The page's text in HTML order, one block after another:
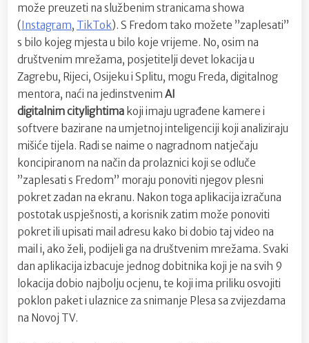
može preuzeti na službenim stranicama showa
(Instagram, TikTok). S Fredom tako možete ”zaplesati”
s bilo kojeg mjesta u bilo koje vrijeme. No, osim na
društvenim mrežama, posjetitelji devet lokacija u
Zagrebu, Rijeci, Osijeku i Splitu, mogu Freda, digitalnog
mentora, naći na jedinstvenim AI
digitalnimcitylightima koji imaju ugrađene kamere i
softvere bazirane na umjetnoj inteligenciji koji analiziraju
mišiće tijela. Radi se naime o nagradnom natječaju
koncipiranom na način da prolaznici koji se odluče
”zaplesati s Fredom” moraju ponoviti njegov plesni
pokret zadan na ekranu. Nakon toga aplikacija izračuna
postotak uspješnosti, a korisnik zatim može ponoviti
pokret ili upisati mail adresu kako bi dobio taj video na
mail i, ako želi, podijeli ga na društvenim mrežama. Svaki
dan aplikacija izbacuje jednog dobitnika koji je na svih 9
lokacija dobio najbolju ocjenu, te koji ima priliku osvojiti
poklon paket i ulaznice za snimanje Plesa sa zvijezdama
na Novoj TV.